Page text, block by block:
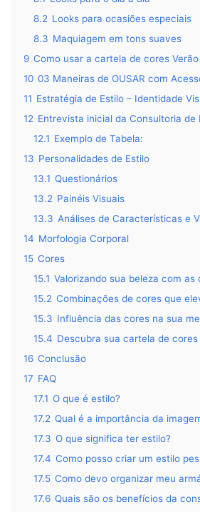
8.2 Looks para ocasiões especiais
8.3 Maquiagem em tons suaves
9 Como usar a cartela de cores
10 03 Maneiras de OUSAR com
11 Estratégia de Estilo – Identidade
12 Entrevista inicial da Consultoria de
12.1 Exemplo de Tabela:
13 Personalidades de Estilo
13.1 Questionários
13.2 Painéis Visuais
13.3 Análises de Características e
14 Morfologia Corporal
15 Cores
15.1 Valorizando sua beleza com as
15.2 Combinações de cores que
15.3 Influência das cores na sua
15.4 Descubra sua cartela de
16 Conclusão
17 FAQ
17.1 O que é estilo?
17.2 Qual é a importância da
17.3 O que significa ter estilo?
17.4 Como posso criar um estilo
17.5 Como devo organizar meu
17.6 Quais são os benefícios da